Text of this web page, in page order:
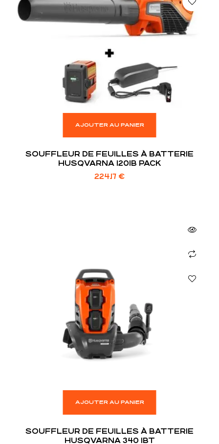
AJOUTER AU PANIER
SOUFFLEUR DE FEUILLES À BATTERIE
HUSQVARNA 120IB PACK
224.17 €
AJOUTER AU PANIER
SOUFFLEUR DE FEUILLES À BATTERIE
HUSQVARNA 340 IBT